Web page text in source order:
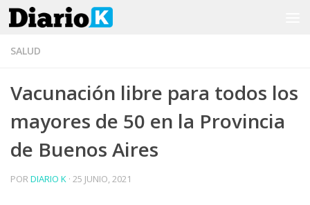
Saltar al contenido
SALUD
Vacunación libre para todos los
mayores de 50 en la Provincia
de Buenos Aires
PORDIARIO K · 25 JUNIO, 2021